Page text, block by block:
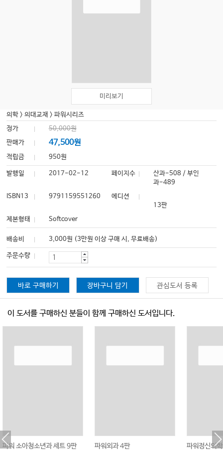
미리보기
의학 >의대교재 >파워시리즈
정가
50,000원
판매가
47,500원
적립금 950원
발행일 2017-02-12 페이지수
산과-508 / 부인
과-489
ISBN13
9791159551260
에디션
13판
제본형태
Softcover
배송비 3,000원 (3만원 이상 구매 시, 무료배송)
주문수량
바로 구매하기 장바구니 담기 관심도서 등록
이 도서를 구매하신 분들이 함께 구매하신 도서입니다.
파워 소아청소년과 세트 9판 파워외과 4판 파워정신의학